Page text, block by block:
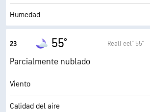
Humedad
Punto de rocío
AccuLumen Brightness Index™
Nubosidad
Visibilidad
23 55° RealFeel® 55°
Parcialmente nublado
Viento
Calidad del aire